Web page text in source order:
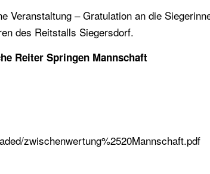
Veranstaltung – Gratulation an die
des Reitstalls Siegersdorf.
Reiter Springen Mannschaft
zwischenwertung%2520Mannschaft.pdf